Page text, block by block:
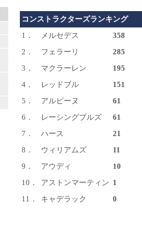
コンストラクターズランキング
1．
メルセデス
358
2．
フェラーリ
285
3．
マクラーレン
195
4．
レッドブル
151
5．
アルピーヌ
61
6．
レーシングブルズ
61
7．
ハース
21
8．
ウィリアムズ
11
9．
アウディ
10
10．
アストンマーティン 1
11．
キャデラック 0